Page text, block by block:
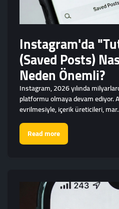
Instagram'da
(Saved Posts)
Neden Önemli?
Instagram, 2026 yılında
platformu olmaya devam ediyor.
evrilmesiyle, içerik üreticileri,
Read more